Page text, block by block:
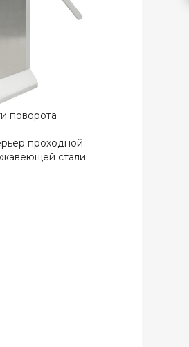
поворота
проходной.
стали.